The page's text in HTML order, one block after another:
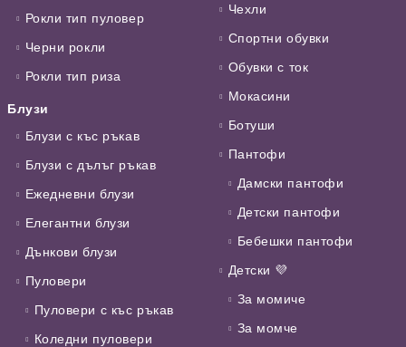
Рокли тип пуловер
Черни рокли
Рокли тип риза
Блузи
Блузи с къс ръкав
Блузи с дълъг ръкав
Ежедневни блузи
Елегантни блузи
Дънкови блузи
Пуловери
Пуловери с къс ръкав
Коледни пуловери
Чехли
Спортни обувки
Обувки с ток
Мокасини
Ботуши
Пантофи
Дамски пантофи
Детски пантофи
Бебешки пантофи
Детски 💜
За момиче
За момче